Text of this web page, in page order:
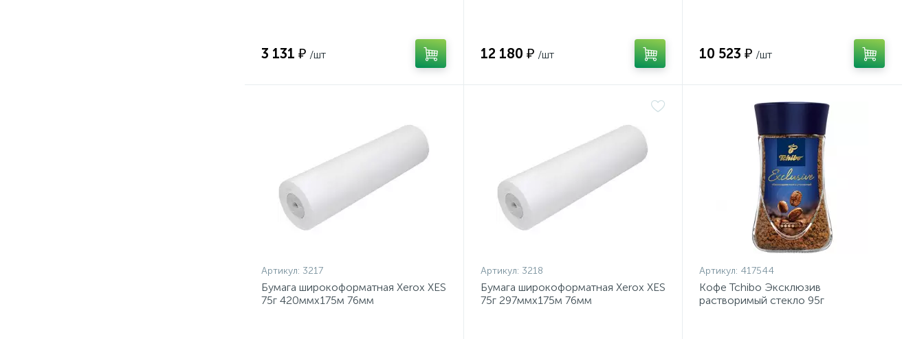
3 131 ₽ /шт 12 180 ₽ /шт 10 523 ₽ /шт
Артикул: 3217
Бумага широкоформатная Xerox XES
75г 420ммх175м 76мм
Артикул: 3218
Бумага широкоформатная Xerox XES
75г 297ммх175м 76мм
Артикул: 417544
Кофе Tchibo Эксклюзив
растворимый стекло 95г